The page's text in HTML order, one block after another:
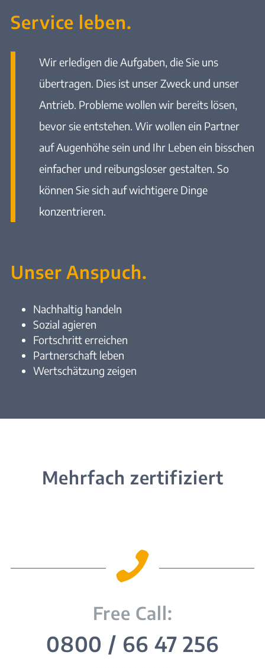
Service leben.
Wir erledigen die Aufgaben, die Sie uns
übertragen. Dies ist unser Zweck und unser
Antrieb. Probleme wollen wir bereits lösen,
bevor sie entstehen. Wir wollen ein Partner
auf Augenhöhe sein und Ihr Leben ein bisschen
einfacher und reibungsloser gestalten. So
können Sie sich auf wichtigere Dinge
konzentrieren.
Unser Anspuch.
Nachhaltig handeln
Sozial agieren
Fortschritt erreichen
Partnerschaft leben
Wertschätzung zeigen
Mehrfach zertifiziert

Free Call:
0800 / 66 47 256